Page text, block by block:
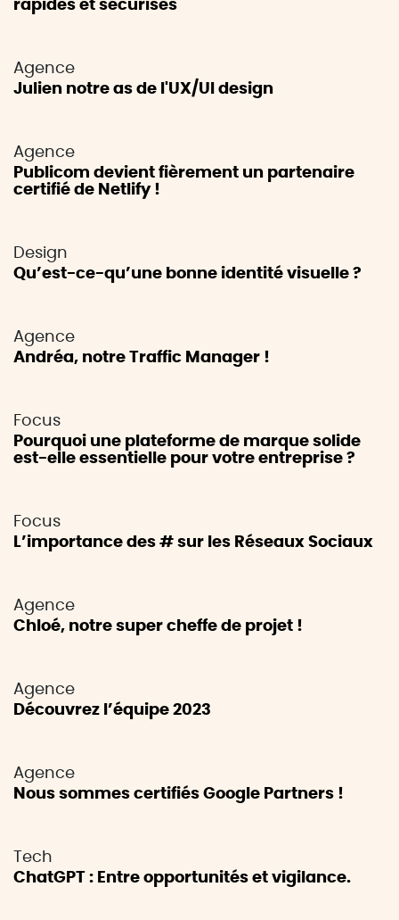
rapides et sécurisés
Agence
Julien notre as de l'UX/UI design
Agence
Publicom devient fièrement un partenaire
certifié de Netlify !
Design
Qu’est-ce-qu’une bonne identité visuelle ?
Agence
Andréa, notre Traffic Manager !
Focus
Pourquoi une plateforme de marque solide
est-elle essentielle pour votre entreprise ?
Focus
L’importance des # sur les Réseaux Sociaux
Agence
Chloé, notre super cheffe de projet !
Agence
Découvrez l’équipe 2023
Agence
Nous sommes certifiés Google Partners !
Tech
ChatGPT : Entre opportunités et vigilance.